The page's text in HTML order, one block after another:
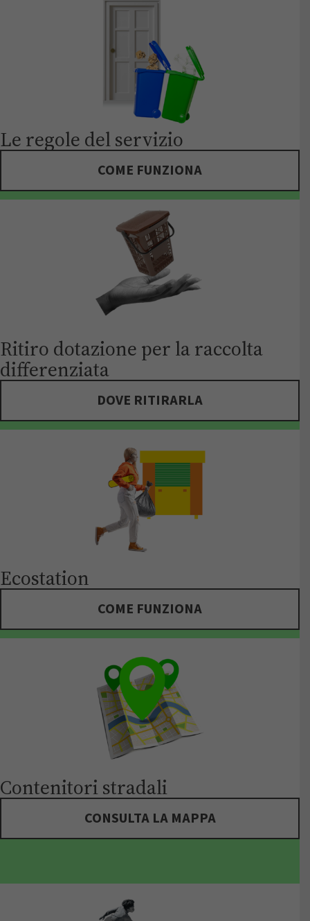
Le regole del servizio
COME FUNZIONA
Ritiro dotazione per la raccolta
differenziata
DOVE RITIRARLA
Ecostation
COME FUNZIONA
Contenitori stradali
CONSULTA LA MAPPA